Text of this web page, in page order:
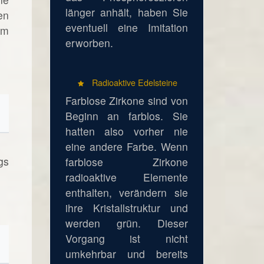
länger anhält, haben Sie
eventuell eine Imitation
erworben.
Radioaktive Edelsteine
Farblose Zirkone sind von
Beginn an farblos. Sie
hatten also vorher nie
eine andere Farbe. Wenn
farblose Zirkone
radioaktive Elemente
enthalten, verändern sie
ihre Kristallstruktur und
werden grün. Dieser
Vorgang ist nicht
umkehrbar und bereits